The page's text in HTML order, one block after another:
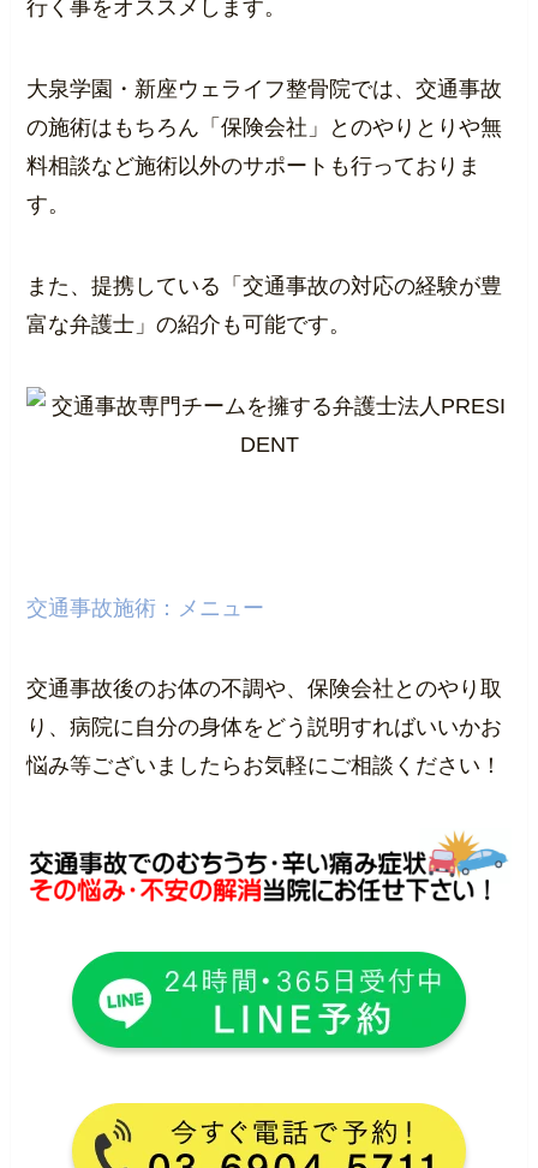
行く事をオススメします。
大泉学園・新座ウェライフ整骨院では、交通事故
の施術はもちろん「保険会社」とのやりとりや無
料相談など施術以外のサポートも行っておりま
す。
また、提携している「交通事故の対応の経験が豊
富な弁護士」の紹介も可能です。
交通事故施術：メニュー
交通事故後のお体の不調や、保険会社とのやり取
り、病院に自分の身体をどう説明すればいいかお
悩み等ございましたらお気軽にご相談ください！